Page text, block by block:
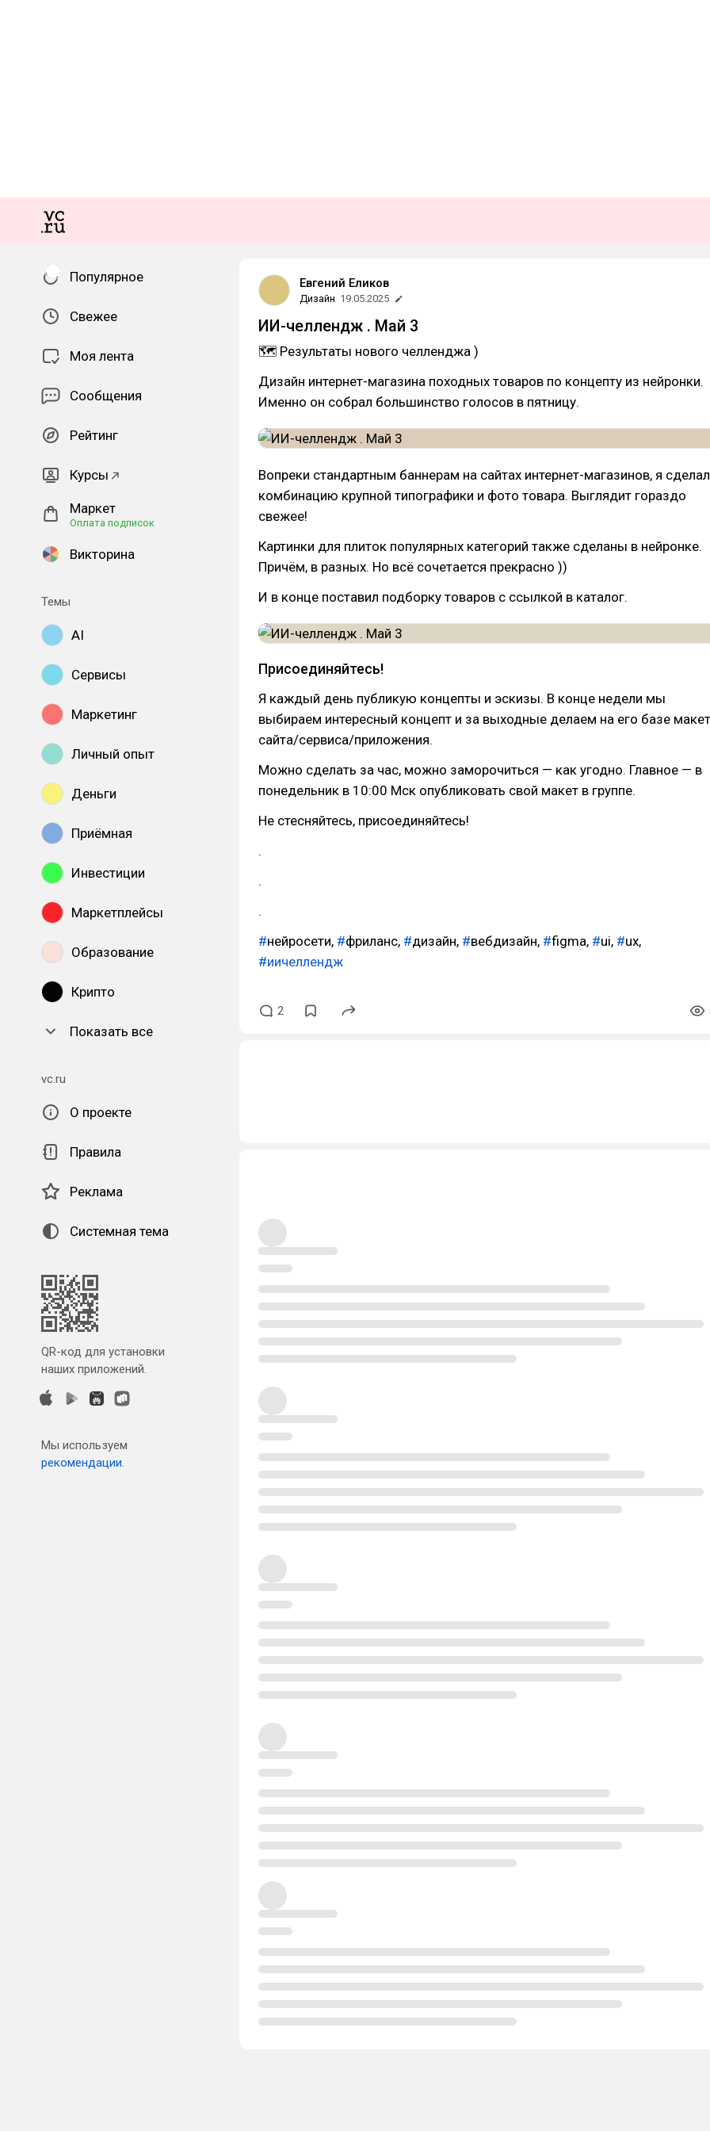
Популярное
Свежее
Моя лента
Сообщения
Рейтинг
Курсы
Маркет
Оплата подписок
Викторина
Темы
AI
Сервисы
Маркетинг
Личный опыт
Деньги
Приёмная
Инвестиции
Маркетплейсы
Образование
Крипто
Показать все
vc.ru
О проекте
Правила
Реклама
Системная тема
QR-код для установки
наших приложений.
Мы используем
рекомендации.
Евгений Еликов
Дизайн 19.05.2025
ИИ-челлендж . Май 3
🗺 Результаты нового челленджа )
Дизайн интернет-магазина походных товаров по концепту из нейронки.
Именно он собрал большинство голосов в пятницу.
Вопреки стандартным баннерам на сайтах интернет-магазинов, я сделал
комбинацию крупной типографики и фото товара. Выглядит гораздо
свежее!
Картинки для плиток популярных категорий также сделаны в нейронке.
Причём, в разных. Но всё сочетается прекрасно ))
И в конце поставил подборку товаров с ссылкой в каталог.
Присоединяйтесь!
Я каждый день публикую концепты и эскизы. В конце недели мы
выбираем интересный концепт и за выходные делаем на его базе макет
сайта/сервиса/приложения.
Можно сделать за час, можно заморочиться — как угодно. Главное — в
понедельник в 10:00 Мск опубликовать свой макет в группе.
Не стесняйтесь, присоединяйтесь!
.
.
.
#нейросети, #фриланс, #дизайн, #вебдизайн, #figma, #ui, #ux,
#иичеллендж
2